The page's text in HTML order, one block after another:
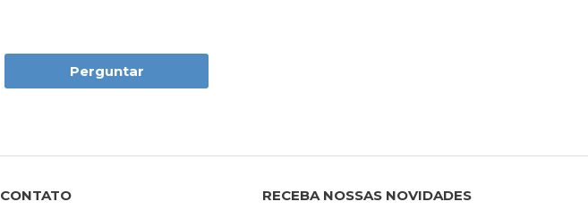
Perguntar
CONTATO RECEBA NOSSAS NOVIDADES